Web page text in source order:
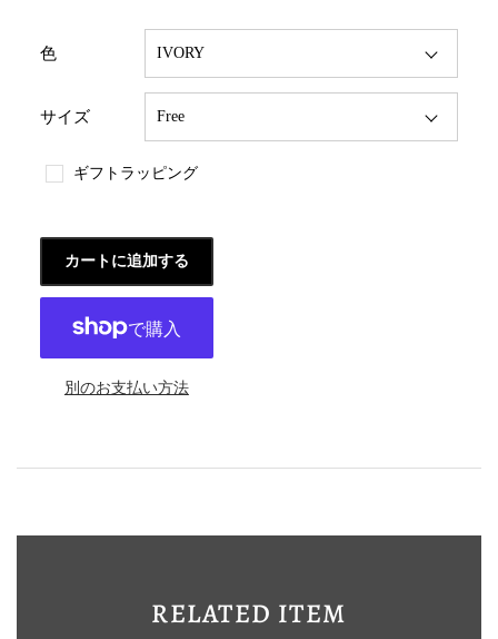
色
サイズ
ギフトラッピング
カートに追加する
別のお支払い方法
RELATED ITEM